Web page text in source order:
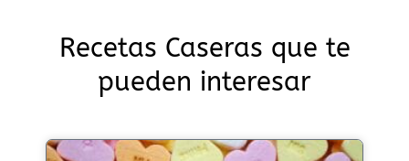
Recetas Caseras que te
pueden interesar